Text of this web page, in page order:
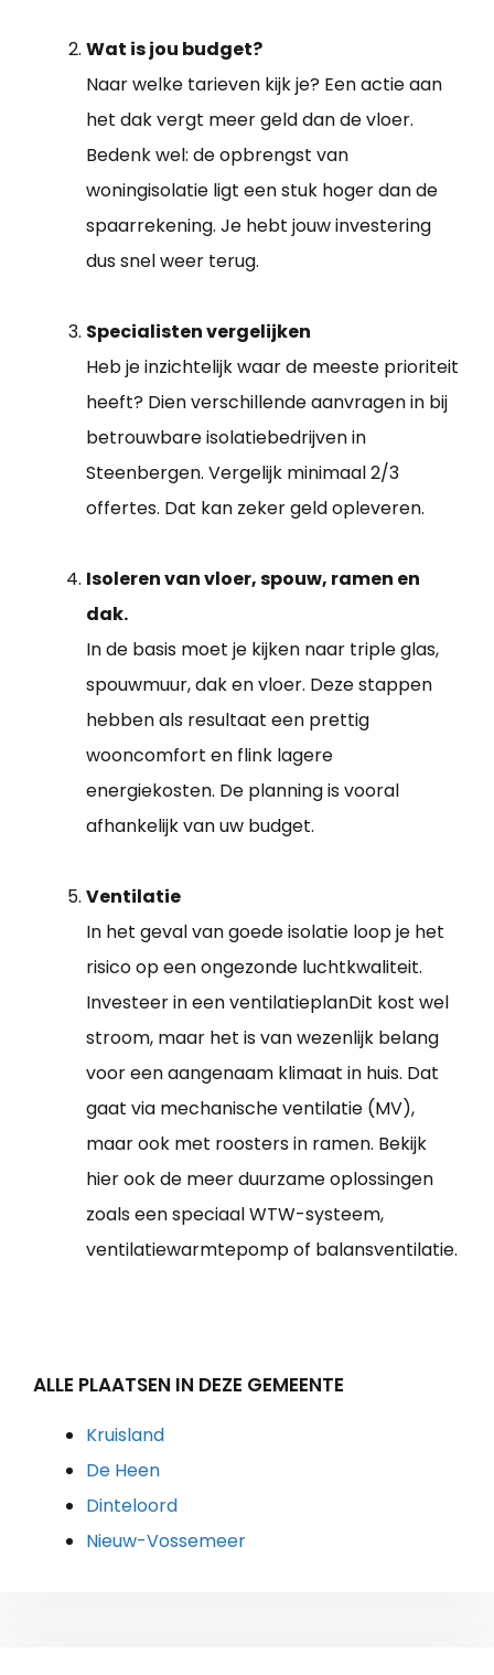
Wat is jou budget?
Naar welke tarieven kijk je? Een actie aan
het dak vergt meer geld dan de vloer.
Bedenk wel: de opbrengst van
woningisolatie ligt een stuk hoger dan de
spaarrekening. Je hebt jouw investering
dus snel weer terug.
Specialisten vergelijken
Heb je inzichtelijk waar de meeste prioriteit
heeft? Dien verschillende aanvragen in bij
betrouwbare isolatiebedrijven in
Steenbergen. Vergelijk minimaal 2/3
offertes. Dat kan zeker geld opleveren.
Isoleren van vloer, spouw, ramen en
dak.
In de basis moet je kijken naar triple glas,
spouwmuur, dak en vloer. Deze stappen
hebben als resultaat een prettig
wooncomfort en flink lagere
energiekosten. De planning is vooral
afhankelijk van uw budget.
Ventilatie
In het geval van goede isolatie loop je het
risico op een ongezonde luchtkwaliteit.
Investeer in een ventilatieplanDit kost wel
stroom, maar het is van wezenlijk belang
voor een aangenaam klimaat in huis. Dat
gaat via mechanische ventilatie (MV),
maar ook met roosters in ramen. Bekijk
hier ook de meer duurzame oplossingen
zoals een speciaal WTW-systeem,
ventilatiewarmtepomp of balansventilatie.
ALLE PLAATSEN IN DEZE GEMEENTE
Kruisland
De Heen
Dinteloord
Nieuw-Vossemeer